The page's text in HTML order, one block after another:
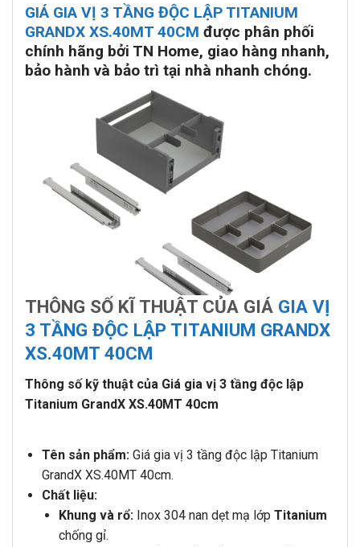
GIÁ GIA VỊ 3 TẦNG ĐỘC LẬP TITANIUM
GRANDX XS.40MT 40CM được phân phối
chính hãng bởi TN Home, giao hàng nhanh,
bảo hành và bảo trì tại nhà nhanh chóng.
THÔNG SỐ KĨ THUẬT CỦA GIÁ GIA VỊ
3 TẦNG ĐỘC LẬP TITANIUM GRANDX
XS.40MT 40CM
Thông số kỹ thuật của Giá gia vị 3 tầng độc lập
Titanium GrandX XS.40MT 40cm
Tên sản phẩm:Giá gia vị 3 tầng độc lập Titanium
GrandX XS.40MT 40cm.
Chất liệu:
Khung và rổ:Inox 304 nan dẹt mạ lớp Titanium
chống gỉ.